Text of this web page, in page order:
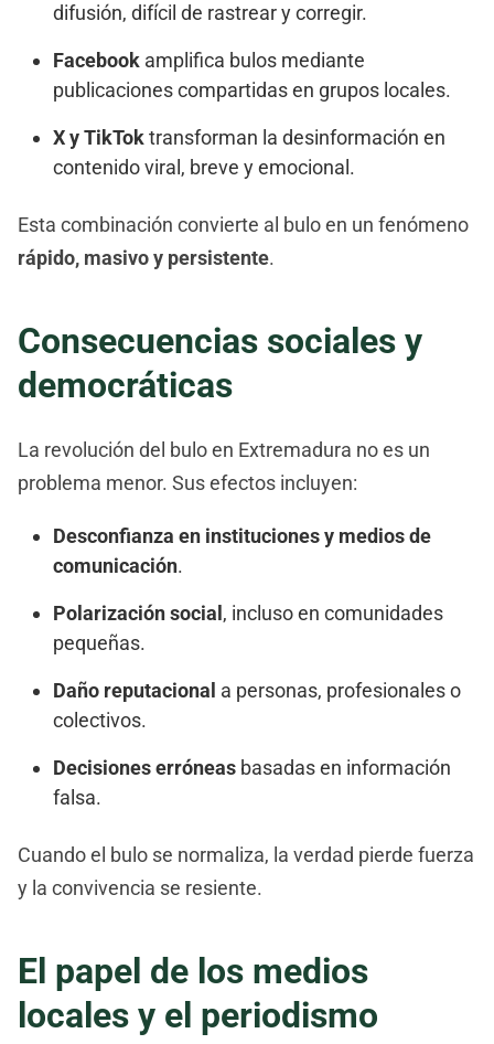
difusión, difícil de rastrear y corregir.
Facebook amplifica bulos mediante
publicaciones compartidas en grupos locales.
X y TikToktransforman la desinformación en
contenido viral, breve y emocional.
Esta combinación convierte al bulo en un fenómeno
rápido, masivo y persistente.
Consecuencias sociales y
democráticas
La revolución del bulo en Extremadura no es un
problema menor. Sus efectos incluyen:
Desconfianza en instituciones y medios de
comunicación.
Polarización social , incluso en comunidades
pequeñas.
Daño reputacional a personas, profesionales o
colectivos.
Decisiones erróneas basadas en información
falsa.
Cuando el bulo se normaliza, la verdad pierde fuerza
y la convivencia se resiente.
El papel de los medios
locales y el periodismo